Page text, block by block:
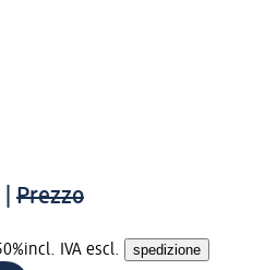
Prezzo
incl. IVA escl. spedizione